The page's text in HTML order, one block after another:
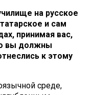
на русское
и сам
принимая вас,
вы должны
к этому
среде,